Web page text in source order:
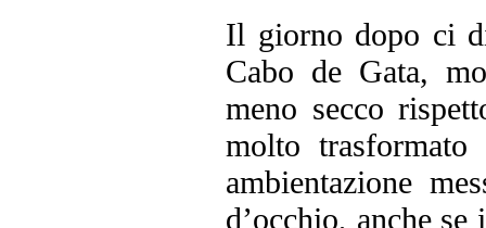
Il giorno dopo ci
Cabo de Gata,
meno secco
molto
ambientazione
d’occhio, anche